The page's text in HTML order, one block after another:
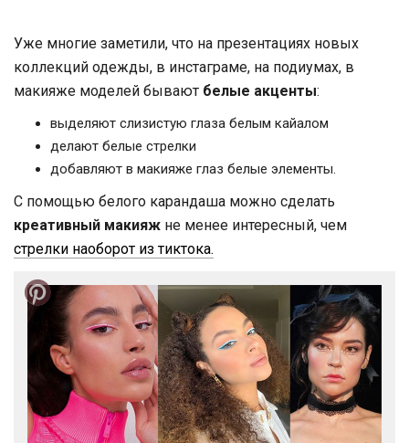
Уже многие заметили, что на презентациях новых
коллекций одежды, в инстаграме, на подиумах, в
макияже моделей бывают белые акценты:
выделяют слизистую глаза белым кайалом
делают белые стрелки
добавляют в макияже глаз белые элементы.
С помощью белого карандаша можно сделать
креативный макияж не менее интересный, чем
стрелки наоборот из тиктока.